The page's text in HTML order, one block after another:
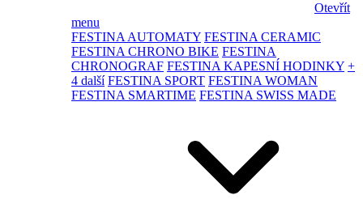
Otevřít
menu
FESTINA AUTOMATY FESTINA CERAMIC
FESTINA CHRONO BIKE FESTINA
CHRONOGRAF FESTINA KAPESNÍ HODINKY +
4 další FESTINA SPORT FESTINA WOMAN
FESTINA SMARTIME FESTINA SWISS MADE